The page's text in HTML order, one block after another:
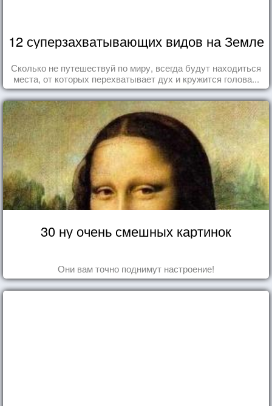
12 суперзахватывающих видов на Земле
Сколько не путешествуй по миру, всегда будут находиться
места, от которых перехватывает дух и кружится голова...
30 ну очень смешных картинок
Они вам точно поднимут настроение!